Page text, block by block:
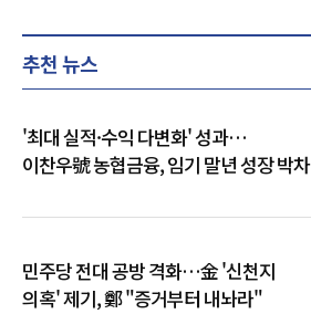
추천 뉴스
'최대 실적·수익 다변화' 성과…
이찬우號 농협금융, 임기 말년 성장 박차
민주당 전대 공방 격화…金 '신천지
의혹' 제기, 鄭 "증거부터 내놔라"